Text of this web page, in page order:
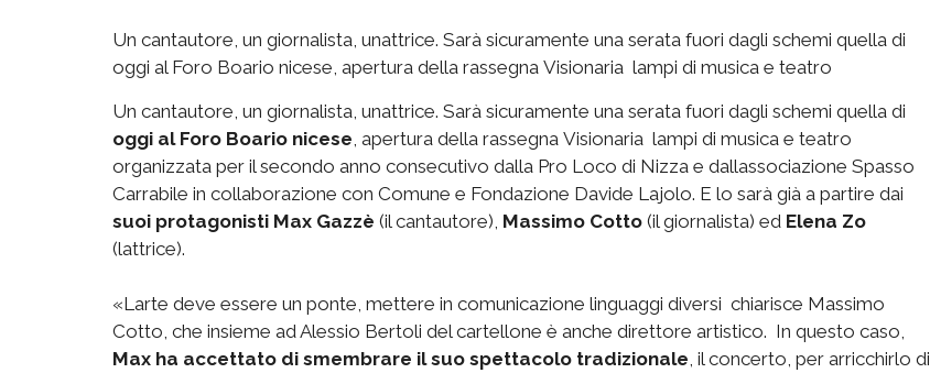
Un cantautore, un giornalista, unattrice. Sarà sicuramente una serata fuori dagli schemi quella di
oggi al Foro Boario nicese, apertura della rassegna Visionaria  lampi di musica e teatro
Un cantautore, un giornalista, unattrice. Sarà sicuramente una serata fuori dagli schemi quella di
oggi al Foro Boario nicese , apertura della rassegna Visionaria  lampi di musica e teatro
organizzata per il secondo anno consecutivo dalla Pro Loco di Nizza e dallassociazione Spasso
Carrabile in collaborazione con Comune e Fondazione Davide Lajolo. E lo sarà già a partire dai
suoi protagonisti Max Gazzè (il cantautore), Massimo Cotto (il giornalista) ed Elena Zo
(lattrice).
«Larte deve essere un ponte, mettere in comunicazione linguaggi diversi  chiarisce Massimo
Cotto, che insieme ad Alessio Bertoli del cartellone è anche direttore artistico.  In questo caso,
Max ha accettato di smembrare il suo spettacolo tradizionale , il concerto, per arricchirlo di